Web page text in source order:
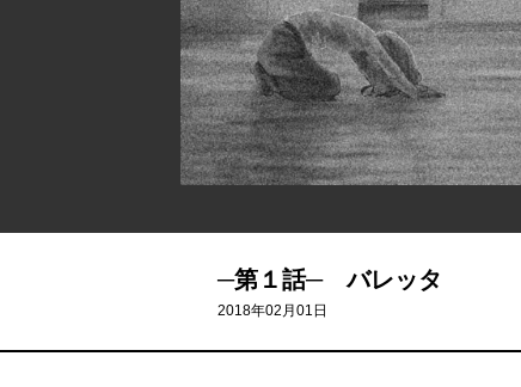
─第１話─ バレッタ
2018年02月01日